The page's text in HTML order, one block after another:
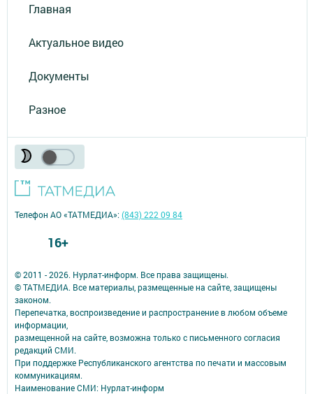
Главная
Актуальное видео
Документы
Разное
© 2011 - 2026. Нурлат-⁠информ. Все права защищены.
© ТАТМЕДИА. Все материалы, размещенные на сайте, защищены
законом.
Перепечатка, воспроизведение и распространение в любом объеме
информации,
размещенной на сайте, возможна только с письменного согласия
редакций СМИ.
При поддержке Республиканского агентства по печати и массовым
коммуникациям.
Наименование СМИ: Нурлат-⁠информ
Телефон АО «ТАТМЕДИА»:(843) 222 09 84
16+